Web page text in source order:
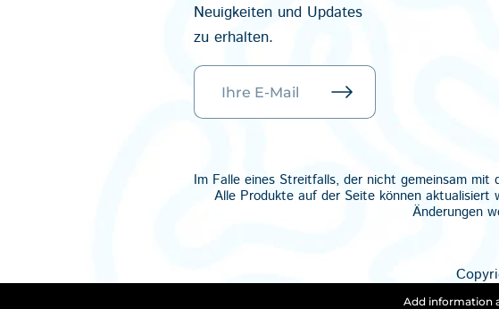
Neuigkeiten und Updates
zu erhalten.
Im Falle eines Streitfalls, der nicht gemeinsam mit
Alle Produkte auf der Seite können
Änderungen
Add information